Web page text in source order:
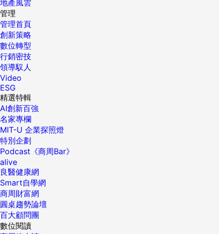
地產風雲
管理
管理首頁
創新策略
數位轉型
行銷密技
領導馭人
Video
ESG
精選特輯
AI創新百強
名家專欄
MIT-U 企業探照燈
特別企劃
Podcast《商周Bar》
alive
良醫健康網
Smart自學網
商周財富網
圓桌趨勢論壇
百大顧問團
數位閱讀